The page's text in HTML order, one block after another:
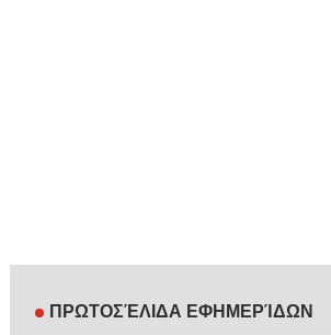
ΠΡΩΤΟΣΈΛΙΔΑ ΕΦΗΜΕΡΊΔΩΝ